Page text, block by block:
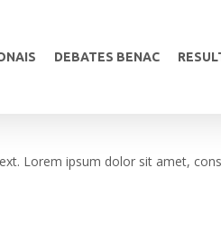
DEBATES BENAC
Lorem ipsum dolor sit amet,